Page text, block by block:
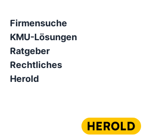
Firmensuche
KMU-Lösungen
Ratgeber
Rechtliches
Herold